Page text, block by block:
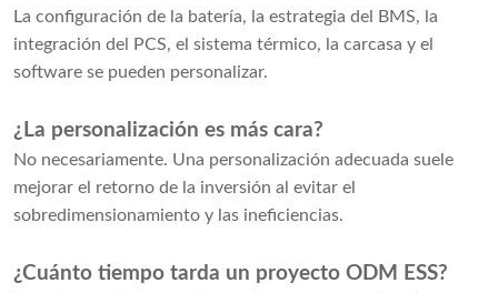
La configuración de la batería, la estrategia del BMS, la
integración del PCS, el sistema térmico, la carcasa y el
software se pueden personalizar.
¿La personalización es más cara?
No necesariamente. Una personalización adecuada suele
mejorar el retorno de la inversión al evitar el
sobredimensionamiento y las ineficiencias.
¿Cuánto tiempo tarda un proyecto ODM ESS?